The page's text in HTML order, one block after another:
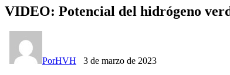
VIDEO: Potencial del hidrógeno
PorHVH
3 de marzo de 2023